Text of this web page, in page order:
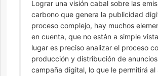
Lograr una visión cabal sobre las
carbono que genera la publicidad
proceso complejo, hay muchos
en cuenta, que no están a simple
lugar es preciso analizar el proceso
producción y distribución de
campaña digital, lo que le permitirá al